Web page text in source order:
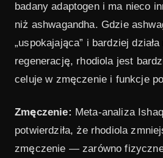
badany adaptogen i ma nieco
niż ashwagandha. Gdzie
„uspokajająca” i bardziej
regenerację, rhodiola jest
celuje w zmęczenie i funkcje
Zmęczenie: Meta-analiza
potwierdziła, że rhodiola
zmęczenie — zarówno